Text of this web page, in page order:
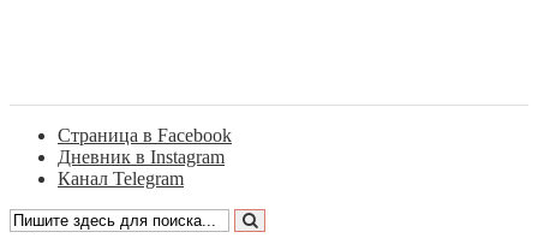
Страница в Facebook
Дневник в Instagram
Канал Telegram